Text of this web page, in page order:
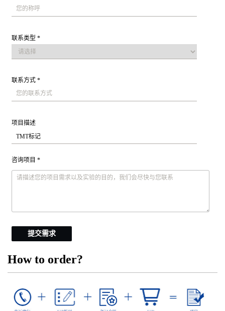
联系类型 *
联系方式 *
项目描述
咨询项目 *
提交需求
How to order?